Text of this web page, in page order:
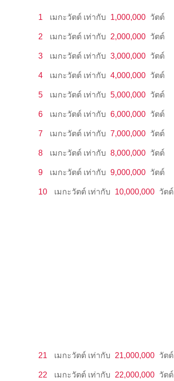
1 เมกะวัตต์ เท่ากับ 1,000,000 วัตต์
2 เมกะวัตต์ เท่ากับ 2,000,000 วัตต์
3 เมกะวัตต์ เท่ากับ 3,000,000 วัตต์
4 เมกะวัตต์ เท่ากับ 4,000,000 วัตต์
5 เมกะวัตต์ เท่ากับ 5,000,000 วัตต์
6 เมกะวัตต์ เท่ากับ 6,000,000 วัตต์
7 เมกะวัตต์ เท่ากับ 7,000,000 วัตต์
8 เมกะวัตต์ เท่ากับ 8,000,000 วัตต์
9 เมกะวัตต์ เท่ากับ 9,000,000 วัตต์
10 เมกะวัตต์ เท่ากับ 10,000,000 วัตต์
21 เมกะวัตต์ เท่ากับ 21,000,000 วัตต์
22 เมกะวัตต์ เท่ากับ 22,000,000 วัตต์